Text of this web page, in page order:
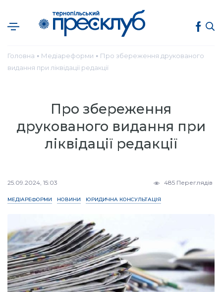
Головна ● Медіареформи ● Про збереження друкованого
видання при ліквідації редакції
Про збереження
друкованого видання при
ліквідації редакції
25.09.2024, 15:03 485 Переглядів
МЕДІАРЕФОРМИ НОВИНИ ЮРИДИЧНА КОНСУЛЬТАЦІЯ